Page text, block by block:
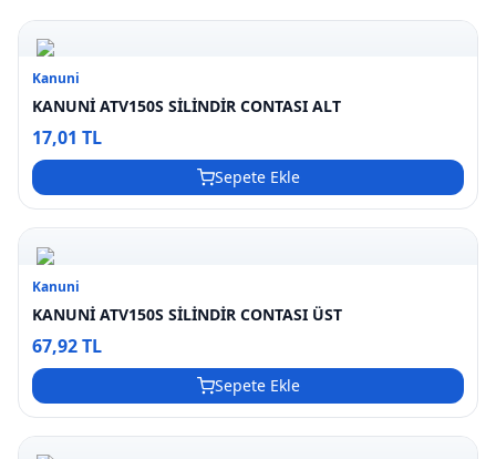
Kanuni
KANUNİ ATV150S SİLİNDİR CONTASI ALT
17,01 TL
Sepete Ekle
Kanuni
KANUNİ ATV150S SİLİNDİR CONTASI ÜST
67,92 TL
Sepete Ekle